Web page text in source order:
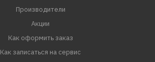
Производители
Акции
Как оформить заказ
Как записаться на сервис